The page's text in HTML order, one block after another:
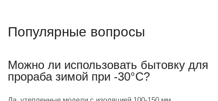
Популярные вопросы
Можно ли использовать бытовку для
прораба зимой при -30°C?